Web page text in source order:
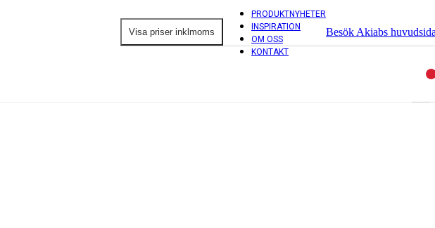
PRODUKTNYHETER
INSPIRATION
OM OSS
KONTAKT
Besök Akiabs